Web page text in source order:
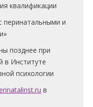
квалификации
перинатальными и
позднее при
в Институте
психологии
в